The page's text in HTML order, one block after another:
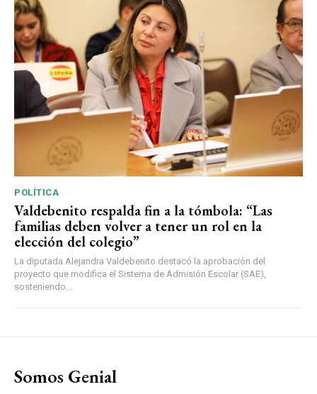
POLÍTICA
Valdebenito respalda fin a la tómbola: “Las
familias deben volver a tener un rol en la
elección del colegio”
La diputada Alejandra Valdebenito destacó la aprobación del
proyecto que modifica el Sistema de Admisión Escolar (SAE),
sosteniendo...
Somos Genial